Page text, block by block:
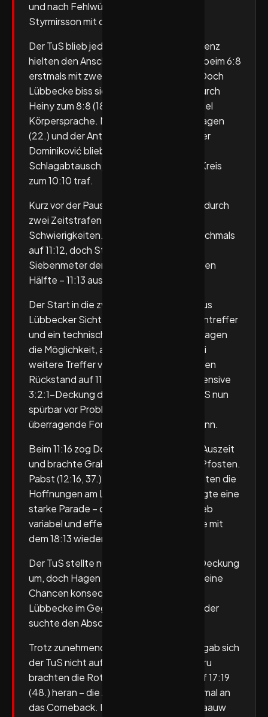
und nach Fehlwürfen des TuS drehte
Styrmirsson mit dem 6:5 die Partie.
Der TuS blieb jedoch stabil: Heiny und Genz
hielten den Anschluss, ehe die Hagener beim 6:8
erstmals mit zwei Treffern vorne lagen. Doch
Lübbecke biss sich zurück, egalisierte durch
Heiny zum 8:8 (18.) und verteidigte mit viel
Körpersprache. Nach der Auszeit von Hagen
(22.) und der Antwort-Auszeit von Trainer
Dominiković blieb es ein offener
Schlagabtausch, in dem Weßeling vom Kreis
zum 10:10 traf.
Kurz vor der Pause brachte der TuS sich durch
zwei Zeitstrafen (Pabst, Genz) selbst in
Schwierigkeiten. Furu verkürzte zwar nochmals
auf 11:12, doch Styrmirsson setzte per
Siebenmeter den Schlusspunkt der ersten
Hälfte – 11:13 aus TuS-Sicht.
Der Start in die zweite Halbzeit verlief aus
Lübbecker Sicht unglücklich: Ein Pfostentreffer
und ein technischer Fehler eröffneten Hagen
die Möglichkeit, auf 11:14 zu stellen. Zwei
weitere Treffer von Styrmirsson ließen den
Rückstand auf 11:15 anwachsen. Die offensive
3:2:1-Deckung der Gäste stellte den TuS nun
spürbar vor Probleme, hinzu kam die
überragende Form von Torwart Bochmann.
Beim 11:16 zog Dominiković die nächste Auszeit
und brachte Grabenstein zwischen die Pfosten.
Pabst (12:16, 37.) und Furu (13:16, 39.) hielten die
Hoffnungen am Leben, Grabenstein zeigte eine
starke Parade – doch Hagens Angriff blieb
variabel und effektiv. Van Boenigk stellte mit
dem 18:13 wieder den alten Abstand her.
Der TuS stellte nun selbst auf eine 5:1-Deckung
um, doch Hagen blieb ruhig und nutzte seine
Chancen konsequent. Zu oft scheiterte
Lübbecke im Gegenzug an Bochmann oder
suchte den Abschluss zu hektisch.
Trotz zunehmender Hagener Dominanz gab sich
der TuS nicht auf. Pabst und zweimal Furu
brachten die Rot-Schwarzen wieder auf 17:19
(48.) heran – die Arena glaubte noch einmal an
das Comeback. In Unterzahl stibitzte Blaauw